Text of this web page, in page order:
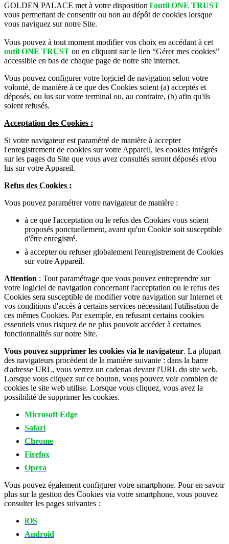
GOLDEN PALACE met à votre disposition l'outil ONE TRUST
vous permettant de consentir ou non au dépôt de cookies lorsque
vous naviguez sur notre Site.
Vous pouvez à tout moment modifier vos choix en accédant à cet
outil ONE TRUST ou en cliquant sur le lien “Gérer mes cookies”
accessible en bas de chaque page de notre site internet.
Vous pouvez configurer votre logiciel de navigation selon votre
volonté, de manière à ce que des Cookies soient (a) acceptés et
déposés, ou lus sur votre terminal ou, au contraire, (b) afin qu'ils
soient refusés.
Acceptation des Cookies :
Si votre navigateur est paramétré de manière à accepter
l'enregistrement de cookies sur votre Appareil, les cookies intégrés
sur les pages du Site que vous avez consultés seront déposés et/ou
lus sur votre Appareil.
Refus des Cookies :
Vous pouvez paramétrer votre navigateur de manière :
à ce que l'acceptation ou le refus des Cookies vous soient
proposés ponctuellement, avant qu'un Cookie soit susceptible
d'être enregistré.
à accepter ou refuser globalement l'enregistrement de Cookies
sur votre Appareil.
Attention : Tout paramétrage que vous pouvez entreprendre sur
votre logiciel de navigation concernant l'acceptation ou le refus des
Cookies sera susceptible de modifier votre navigation sur Internet et
vos conditions d'accès à certains services nécessitant l'utilisation de
ces mêmes Cookies. Par exemple, en refusant certains cookies
essentiels vous risquez de ne plus pouvoir accéder à certaines
fonctionnalités sur notre Site.
Vous pouvez supprimer les cookies via le navigateur. La plupart
des navigateurs procèdent de la manière suivante : dans la barre
d'adresse URL, vous verrez un cadenas devant l'URL du site web.
Lorsque vous cliquez sur ce bouton, vous pouvez voir combien de
cookies le site web utilise. Lorsque vous cliquez, vous avez la
possibilité de supprimer les cookies.
Microsoft Edge
Safari
Chrome
Firefox
Opera
Vous pouvez également configurer votre smartphone. Pour en savoir
plus sur la gestion des Cookies via votre smartphone, vous pouvez
consulter les pages suivantes :
iOS
Android